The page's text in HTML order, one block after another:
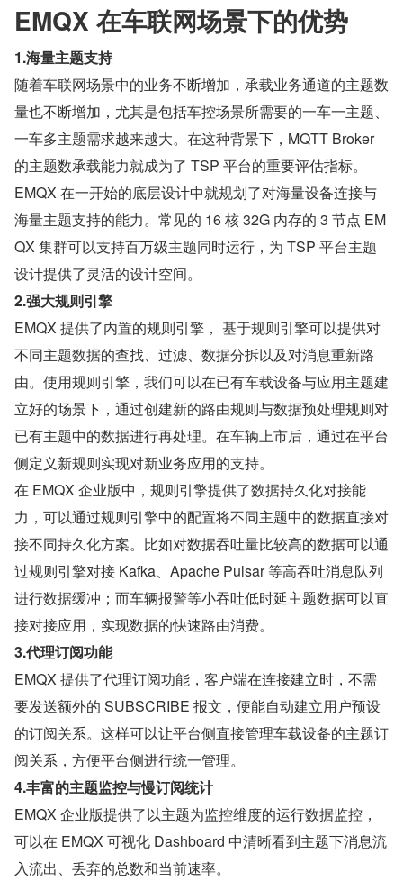
EMQX 在车联网场景下的优势
1.海量主题支持
随着车联网场景中的业务不断增加，承载业务通道的主题数
量也不断增加，尤其是包括车控场景所需要的一车一主题、
一车多主题需求越来越大。在这种背景下，MQTT Broker
的主题数承载能力就成为了 TSP 平台的重要评估指标。
EMQX 在一开始的底层设计中就规划了对海量设备连接与
海量主题支持的能力。常见的 16 核 32G 内存的 3 节点 EM
QX 集群可以支持百万级主题同时运行，为 TSP 平台主题
设计提供了灵活的设计空间。
2.强大规则引擎
EMQX 提供了内置的规则引擎， 基于规则引擎可以提供对
不同主题数据的查找、过滤、数据分拆以及对消息重新路
由。使用规则引擎，我们可以在已有车载设备与应用主题建
立好的场景下，通过创建新的路由规则与数据预处理规则对
已有主题中的数据进行再处理。在车辆上市后，通过在平台
侧定义新规则实现对新业务应用的支持。
在 EMQX 企业版中，规则引擎提供了数据持久化对接能
力，可以通过规则引擎中的配置将不同主题中的数据直接对
接不同持久化方案。比如对数据吞吐量比较高的数据可以通
过规则引擎对接 Kafka、Apache Pulsar 等高吞吐消息队列
进行数据缓冲；而车辆报警等小吞吐低时延主题数据可以直
接对接应用，实现数据的快速路由消费。
3.代理订阅功能
EMQX 提供了代理订阅功能，客户端在连接建立时，不需
要发送额外的 SUBSCRIBE 报文，便能自动建立用户预设
的订阅关系。这样可以让平台侧直接管理车载设备的主题订
阅关系，方便平台侧进行统一管理。
4.丰富的主题监控与慢订阅统计
EMQX 企业版提供了以主题为监控维度的运行数据监控，
可以在 EMQX 可视化 Dashboard 中清晰看到主题下消息流
入流出、丢弃的总数和当前速率。